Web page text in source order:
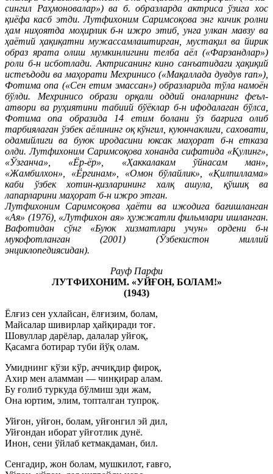
сингил Раҳмоновалар») ва б. образларда актриса ўзига хос
қиёфа касб этди. Лутфихоним Саримсоқова энг кичик ролни
ҳам ниҳоятда моҳирлик б-н ижро этиб, унга улкан мавзу ва
ҳаётий ҳақиқатни мужассамлаштирган, мустақил ва йирик
образ ярата олиш мумкинлигини телба аёл («Фарзандлар»)
роли б-н исботлади. Актрисанинг кино санъатидаги ҳақиқий
истеъдоди ва маҳорати Мехринисо («Мақаллада дувдув ran»),
Фотима опа («Сен етим эмассан») образларида тўла намоён
бўлди. Мехринисо образи орқали оддий оналарнинг феъл-
атвори ва руҳиятини табиий бўёклар б-н ифодалаган бўлса,
Фотима опа образида 14 етим болани ўз бағрига олиб
тарбиялаган ўзбек аёлининг оқ кўнгил, куюнчаклиги, саховати,
одамийлиги ва буюк иродасини юксак маҳорат б-н етказа
олди. Лутфихоним Саримсоқова хонанда сифатида «Қулинг»,
«Ўзганча», «Ёр-ёр», «Ҳаккалакам ўйнасам ман»,
«Жамбилхон», «Ёргинам», «Омон бўлайлик», «Қилпиллама»
каби ўзбек хотин-қизларининг халқ ашула, қўшиқ ва
лапарларини маҳорат б-н ижро этган.
Лутфихоним Саримсоқова ҳаёти ва ижодига бағишланган
«Ая» (1976), «Лутфихон ая» ҳужжатли фильмлари ишланган.
Вафотидан сўнг «Буюк хизматлари учун» ордени б-н
мукофотланган (2001) (Ўзбекистон миллий
энциклопедиясидан).
Рауф Парфи
ЛУТФИХОНИМ. «УЙҒОН, БОЛАМ!»
(1943)
Ёлғиз сен ухлайсан, ёлғизим, болам,
Майсалар шивирлар ҳайқиради тоғ.
Шовуллар дарёлар, далалар уйғоқ,
Қасамга ботирар туби йўқ олам.
Умиднинг кўзи кўр, аччиқдир фироқ,
Ахир мен аламман — чинқирар алам.
Бу ғолиб туркуда бўлмиш эди жам,
Она юртим, элим, топталган тупроқ.
Уйғон, уйғон, болам, уйғонгил эй дил,
Уйғондан иборат уйғотлик дунё.
Инон, сени ўйлаб кетмакдаман, бил.
Сенгадир, жон болам, мушкилот, ғавғо,